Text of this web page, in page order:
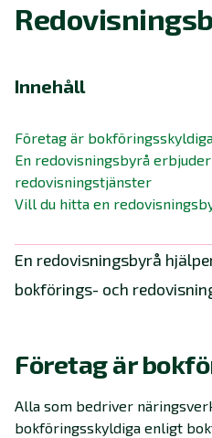
Support Play
Innehåll
Företag är
En redovisningsbyrå
redovisningstjänster
Vill du hitta en
En redovisningsbyrå
bokförings- och
Företag är
Alla som bedriver
bokföringsskyldiga enligt